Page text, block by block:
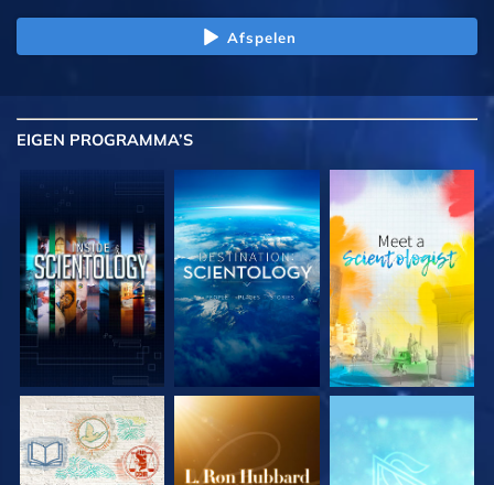
Afspelen
EIGEN PROGRAMMA’S
VERKEN DE SERIE VERKEN DE SERIE VERKEN DE SERIE